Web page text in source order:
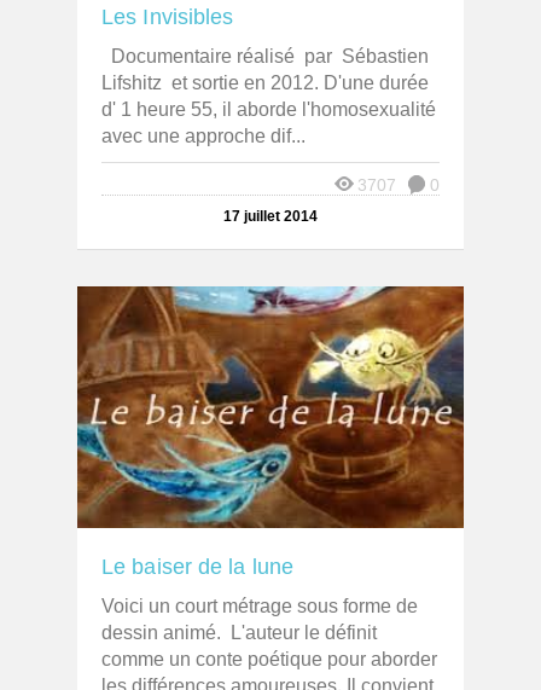
Les Invisibles
Documentaire réalisé par Sébastien
Lifshitz et sortie en 2012. D'une durée
d' 1 heure 55, il aborde l'homosexualité
avec une approche dif...
0
3707
17 juillet 2014
Le baiser de la lune
Voici un court métrage sous forme de
dessin animé. L'auteur le définit
comme un conte poétique pour aborder
les différences amoureuses. Il convient